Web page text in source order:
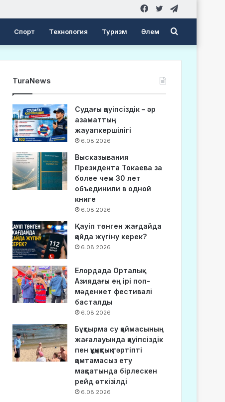
Twitter
Facebook
Спорт Технология Туризм Әлем Search
for
TuraNews
Судағы қауіпсіздік – әр
азаматтың
жауапкершілігі
6.08.2026
Высказывания
Президента Токаева за
более чем 30 лет
объединили в одной
книге
6.08.2026
Қауіп төнген жағдайда
қайда жүгіну керек?
6.08.2026
Елордада Орталық
Азиядағы ең ірі поп-
мәдениет фестивалі
басталды
6.08.2026
Бұқтырма су қоймасының
жағалауында қауіпсіздік
пен құқықтық тәртіпті
қамтамасыз ету
мақсатында бірлескен
рейд өткізілді
6.08.2026